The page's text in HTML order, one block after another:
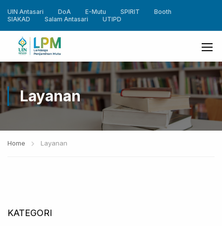
UIN Antasari DoA E-Mutu SPIRIT
Booth
SIAKAD
Salam Antasari UTIPD
Layanan
Home Layanan
KATEGORI